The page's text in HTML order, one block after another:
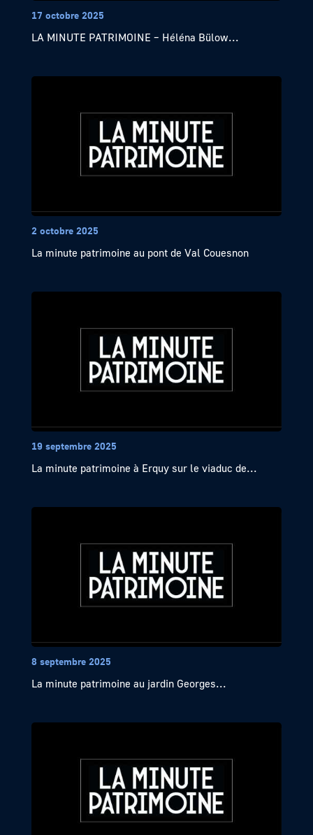
17 octobre 2025
LA MINUTE PATRIMOINE – Héléna Bülow...
2 octobre 2025
La minute patrimoine au pont de Val Couesnon
19 septembre 2025
La minute patrimoine à Erquy sur le viaduc de...
8 septembre 2025
La minute patrimoine au jardin Georges...